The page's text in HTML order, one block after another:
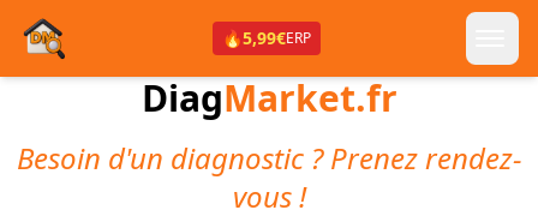
🔥5,99€ERP
DiagMarket.fr
Besoin d'un diagnostic ? Prenez rendez-
vous !